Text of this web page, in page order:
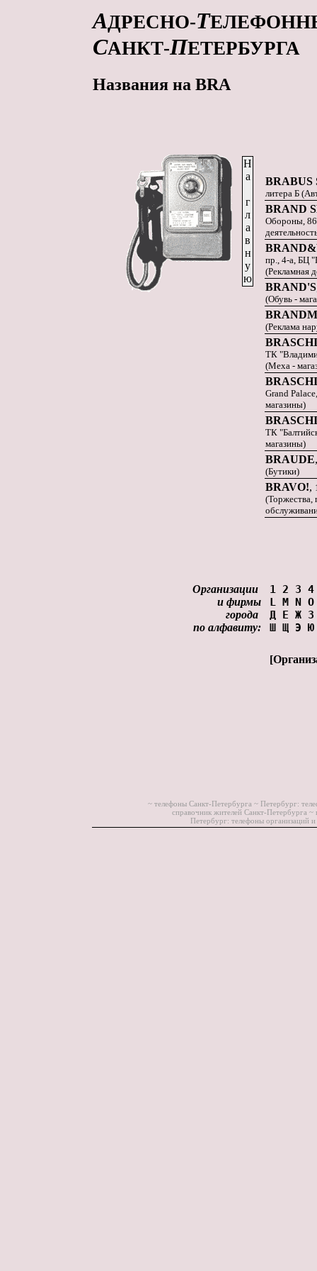
АДРЕСНО-Т
САНКТ-ПЕТЕРБУРГА
Названия на BRA
Н
а
г
л
а
в
н
у
ю
BRABUS
литера Б
BRAND
Обороны,
пр., 4-а, БЦ
(Рекламная
BRAND'S
(Обувь -
(Реклама
BRASCHI
ТК
(Меха -
BRASCHI
Grand
магазины)
BRASCHI
ТК
магазины)
BRAUDE
(Бутики)
BRAVO!,
(Торжества,
Организации
и фирмы
города
по алфавиту:
1 2 3 4
L M N O
Д Е Ж З
Ш Щ Э Ю
[
~ телефоны Санкт-Петербурга ~ Петербург:
справочник жителей Санкт-Петербурга ~
Петербург: телефоны организаций